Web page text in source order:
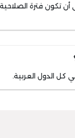
فترة الصلاحية
الدول العربية.